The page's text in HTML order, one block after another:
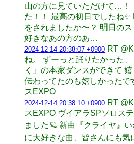
山の方に見ていただけて…！
た！！ 最高の初日でしたね
をされましたか〜？ 明日の
好きなあの方のあ…
2024-12-14 20:38:07 +0900 RT
ね。 ずーっと踊りたかった
く』の本家ダンスができて
伝わってたのも嬉しかったで
スEXPO
2024-12-14 20:38:10 +0900 RT
スEXPO ヴイアラSPソロス
ました🪐 新曲『クライヤ』
に大好きな曲、皆さんにも気